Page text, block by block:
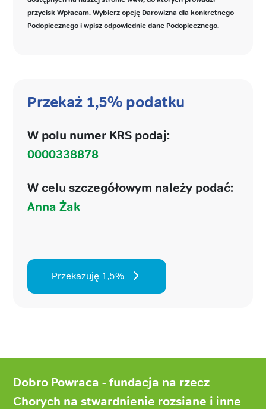
przycisk Wpłacam. Wybierz opcję Darowizna dla konkretnego
Podopiecznego i wpisz odpowiednie dane Podopiecznego.
Przekaż 1,5% podatku
W polu numer KRS podaj:
0000338878
W celu szczegółowym należy podać:
Anna Żak
Przekazuję 1,5%
stronyDobro Powraca - fundacja na rzecz
Chorych na stwardnienie rozsiane i inne